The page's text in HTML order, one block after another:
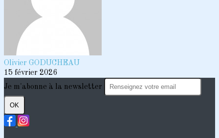
Olivier GODUCHEAU
15 février 2026
Je m'abonne à la newsletter
OK